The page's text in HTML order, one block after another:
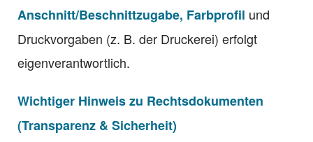
Anschnitt/Beschnittzugabe, Farbprofil und
Druckvorgaben (z. B. der Druckerei) erfolgt
eigenverantwortlich.
Wichtiger Hinweis zu Rechtsdokumenten
(Transparenz & Sicherheit)